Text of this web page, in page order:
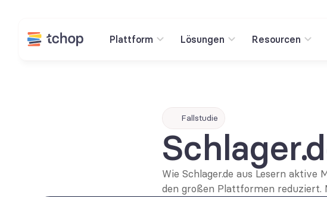
Plattform Lösungen Resourcen
Fallstudie
Wie Schlager.de aus Lesern
den großen Plattformen reduziert.